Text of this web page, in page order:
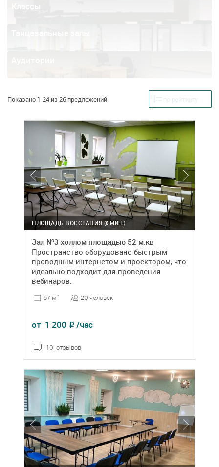
Классы
Показано 1-24 из 26 предложений
(8 МИН.)
ПЛОЩАДЬ ВОССТАНИЯ
Зал №3 холлом площадью 52 м.кв
Пространство оборудовано быстрым
проводным интернетом и проектором, что
идеально подходит для проведения
вебинаров.
57 м2 20 человек
от 1 200 ₽ /час
10 отзывов